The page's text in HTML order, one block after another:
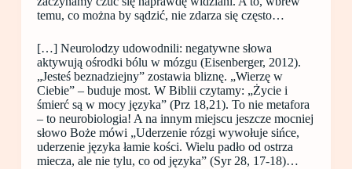
temu, co można by sądzić, nie zdarza się często…
[…] Neurolodzy udowodnili: negatywne słowa
aktywują ośrodki bólu w mózgu (Eisenberger, 2012).
„Jesteś beznadziejny” zostawia bliznę. „Wierzę w
Ciebie” – buduje most. W Biblii czytamy: „Życie i
śmierć są w mocy języka” (Prz 18,21). To nie metafora
– to neurobiologia! A na innym miejscu jeszcze mocniej
słowo Boże mówi „Uderzenie rózgi wywołuje sińce,
uderzenie języka łamie kości. Wielu padło od ostrza
miecza, ale nie tylu, co od języka” (Syr 28, 17-18)…